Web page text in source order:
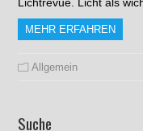
Lichtrevue. Licht als
MEHR ERFAHREN
Allgemein
Suche